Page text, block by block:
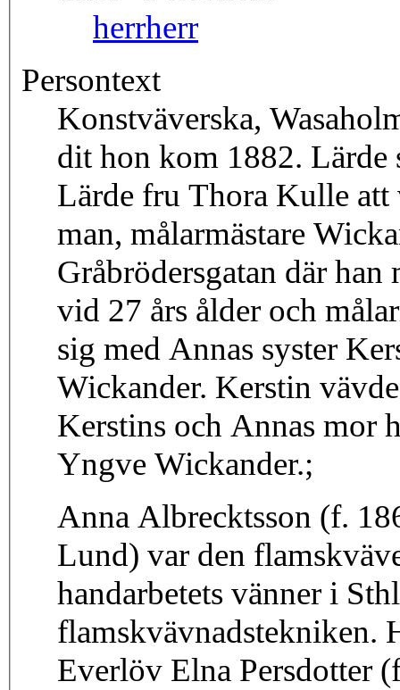
herrherr
Persontext
Konstväverska,
dit hon kom 1882. Lärde
Lärde fru Thora Kulle att
man, målarmästare
Gråbrödersgatan där
vid 27 års ålder och
sig med Annas syster
Wickander. Kerstin
Kerstins och Annas mor
Yngve Wickander.;
Anna Albrecktsson (f.
Lund) var den
handarbetets vänner i
flamskvävnadstekniken.
Everlöv Elna Persdotter